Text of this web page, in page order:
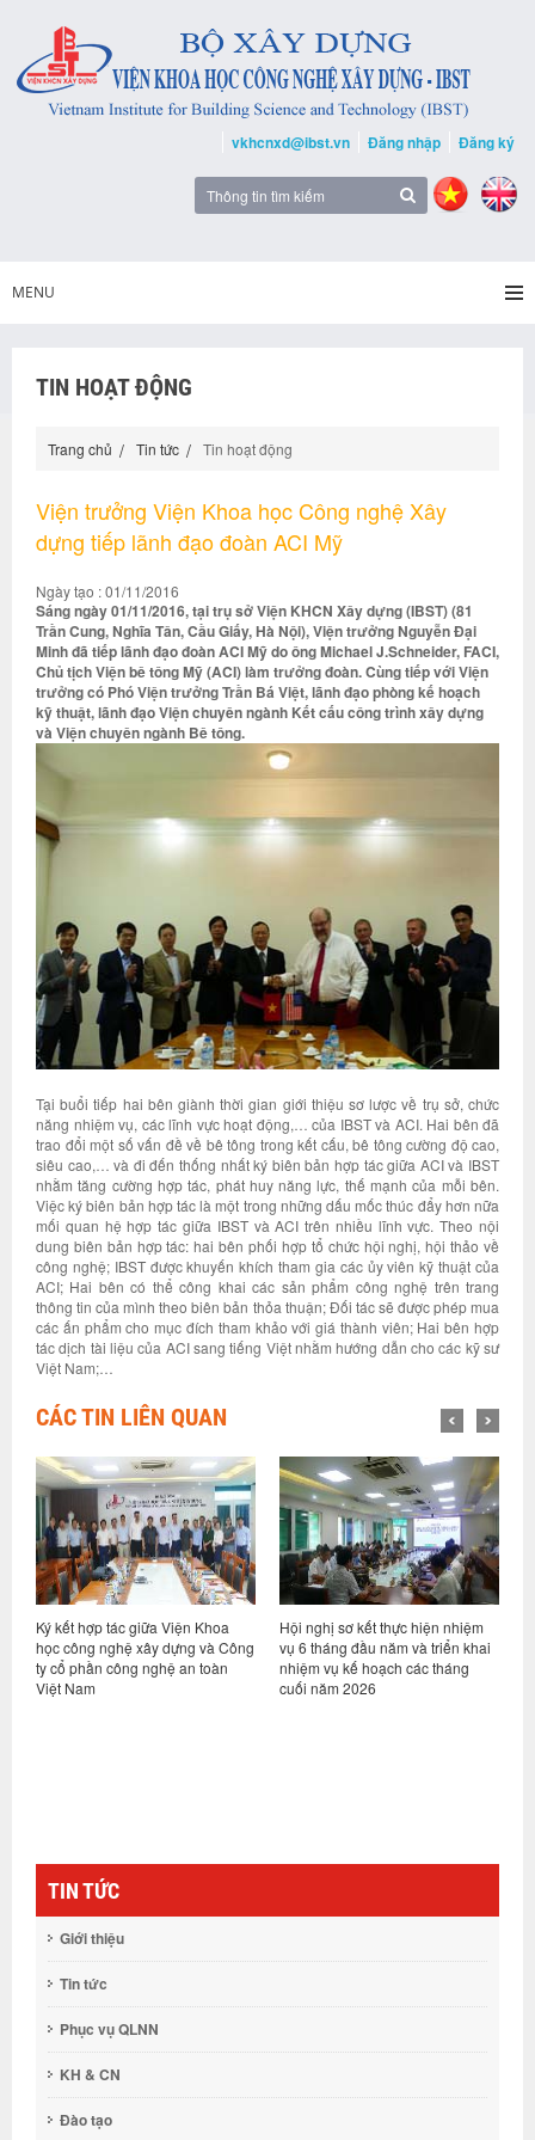
vkhcnxd@ibst.vn Đăng nhập Đăng ký
MENU
TIN HOẠT ĐỘNG
Trang chủ Tin tức Tin hoạt động
Viện trưởng Viện Khoa học Công nghệ Xây
dựng tiếp lãnh đạo đoàn ACI Mỹ
Ngày tạo : 01/11/2016
Sáng ngày 01/11/2016, tại trụ sở Viện KHCN Xây dựng (IBST) (81
Trần Cung, Nghĩa Tân, Cầu Giấy, Hà Nội), Viện trưởng Nguyễn Đại
Minh đã tiếp lãnh đạo đoàn ACI Mỹ do ông Michael J.Schneider, FACI,
Chủ tịch Viện bê tông Mỹ (ACI) làm trưởng đoàn. Cùng tiếp với Viện
trưởng có Phó Viện trưởng Trần Bá Việt, lãnh đạo phòng kế hoạch
kỹ thuật, lãnh đạo Viện chuyên ngành Kết cấu công trình xây dựng
và Viện chuyên ngành Bê tông.
Tại buổi tiếp hai bên giành thời gian giới thiệu sơ lược về trụ sở, chức
năng nhiệm vụ, các lĩnh vực hoạt động,… của IBST và ACI. Hai bên đã
trao đổi một số vấn đề về bê tông trong kết cấu, bê tông cường độ cao,
siêu cao,… và đi đến thống nhất ký biên bản hợp tác giữa ACI và IBST
nhằm tăng cường hợp tác, phát huy năng lực, thế mạnh của mỗi bên.
Việc ký biên bản hợp tác là một trong những dấu mốc thúc đẩy hơn nữa
mối quan hệ hợp tác giữa IBST và ACI trên nhiều lĩnh vực. Theo nội
dung biên bản hợp tác: hai bên phối hợp tổ chức hội nghị, hội thảo về
công nghệ; IBST được khuyến khích tham gia các ủy viên kỹ thuật của
ACI; Hai bên có thể công khai các sản phẩm công nghệ trên trang
thông tin của mình theo biên bản thỏa thuận; Đối tác sẽ được phép mua
các ấn phẩm cho mục đích tham khảo với giá thành viên; Hai bên hợp
tác dịch tài liệu của ACI sang tiếng Việt nhằm hướng dẫn cho các kỹ sư
Việt Nam;…
CÁC TIN LIÊN QUAN
Ký kết hợp tác giữa Viện Khoa
học công nghệ xây dựng và Công
ty cổ phần công nghệ an toàn
Việt Nam
Hội nghị sơ kết thực hiện nhiệm
vụ 6 tháng đầu năm và triển khai
nhiệm vụ kế hoạch các tháng
cuối năm 2026
TIN TỨC
Giới thiệu
Tin tức
Phục vụ QLNN
KH & CN
Đào tạo